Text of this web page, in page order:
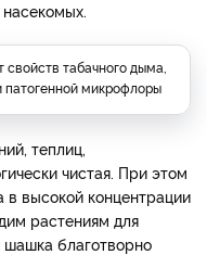
свойств табачного дыма,
патогенной микрофлоры
теплиц,
чистая. При этом
в высокой концентрации
растениям для
шашка благотворно